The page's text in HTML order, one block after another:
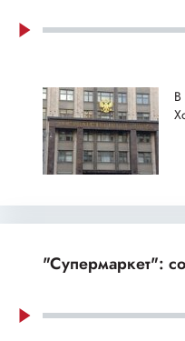
В
"Супермаркет":